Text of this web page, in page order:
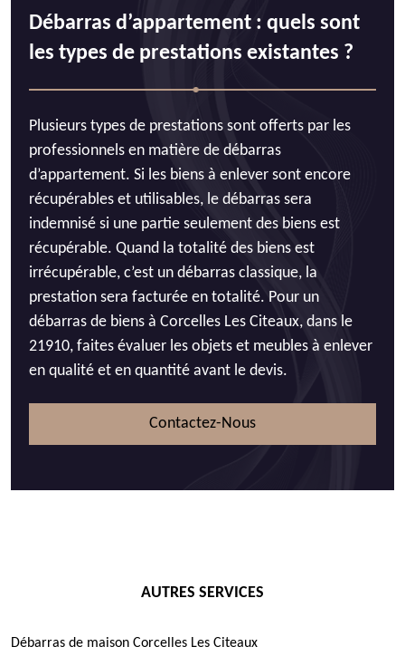
Débarras d’appartement : quels sont
les types de prestations existantes ?
Plusieurs types de prestations sont offerts par les
professionnels en matière de débarras
d’appartement. Si les biens à enlever sont encore
récupérables et utilisables, le débarras sera
indemnisé si une partie seulement des biens est
récupérable. Quand la totalité des biens est
irrécupérable, c’est un débarras classique, la
prestation sera facturée en totalité. Pour un
débarras de biens à Corcelles Les Citeaux, dans le
21910, faites évaluer les objets et meubles à enlever
en qualité et en quantité avant le devis.
Contactez-Nous
AUTRES SERVICES
Débarras de maison Corcelles Les Citeaux